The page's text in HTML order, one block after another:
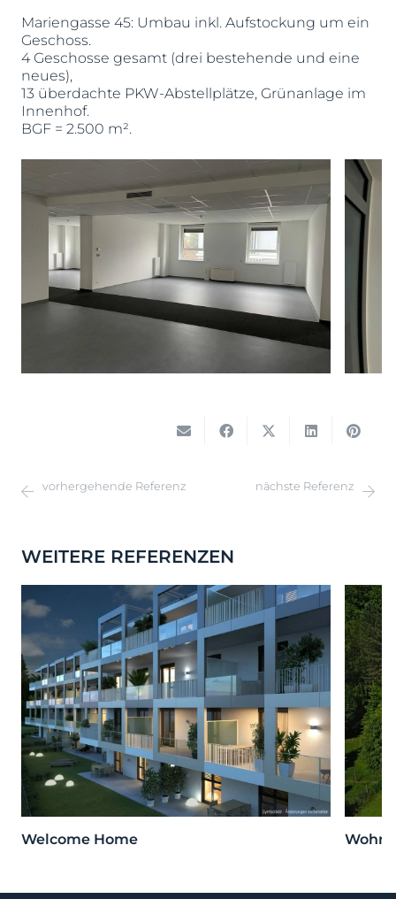
Mariengasse 45: Umbau inkl. Aufstockung um ein
Geschoss.
4 Geschosse gesamt (drei bestehende und eine
neues),
13 überdachte PKW-Abstellplätze, Grünanlage im
Innenhof.
BGF = 2.500 m².
vorhergehende Referenz nächste Referenz
WEITERE REFERENZEN
Welcome Home